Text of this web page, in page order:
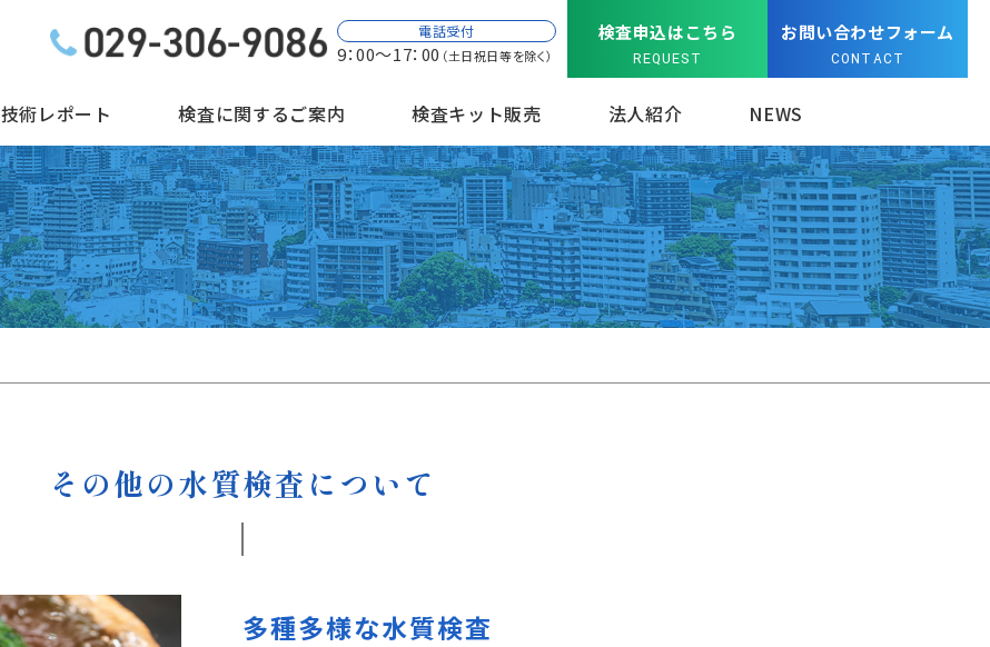
電話受付
9：00～17：00 （土日祝日等を除く）
検査申込はこちら
REQUEST
お問い合わせフォーム
CONTACT
技術レポート 検査に関するご案内 検査キット販売 法人紹介 NEWS
その他の水質検査について
多種多様な水質検査